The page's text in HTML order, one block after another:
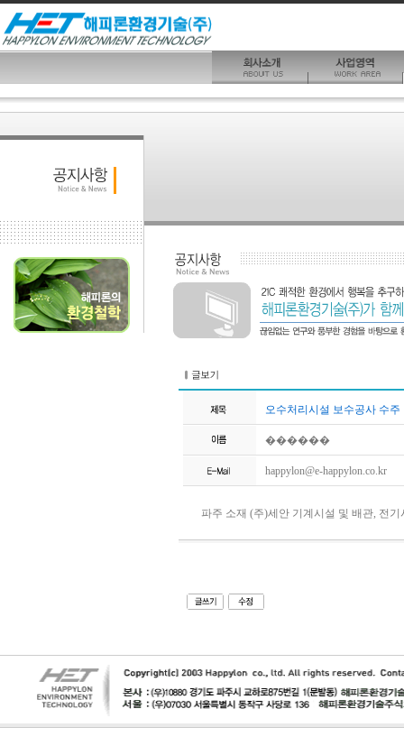
오수처리시설 보수공사 수주
������
happylon@e-happylon.co.kr
파주 소재 (주)세안 기계시설 및 배관, 전